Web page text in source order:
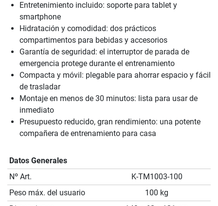
Entretenimiento incluido: soporte para tablet y
smartphone
Hidratación y comodidad: dos prácticos
compartimentos para bebidas y accesorios
Garantía de seguridad: el interruptor de parada de
emergencia protege durante el entrenamiento
Compacta y móvil: plegable para ahorrar espacio y fácil
de trasladar
Montaje en menos de 30 minutos: lista para usar de
inmediato
Presupuesto reducido, gran rendimiento: una potente
compañera de entrenamiento para casa
Datos Generales
Nº Art.
K-TM1003-100
Peso máx. del usuario
100 kg